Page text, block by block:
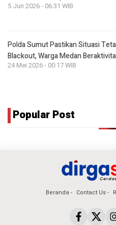
5 Jun 2026 - 06:31 WIB
Polda Sumut Pastikan Situasi
Blackout, Warga Medan
24 Mei 2026 - 00:17 WIB
Popular Post
Beranda Contact Us